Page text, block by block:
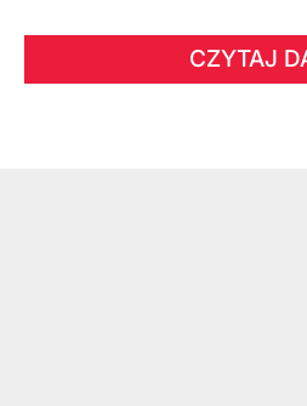
CZYTAJ